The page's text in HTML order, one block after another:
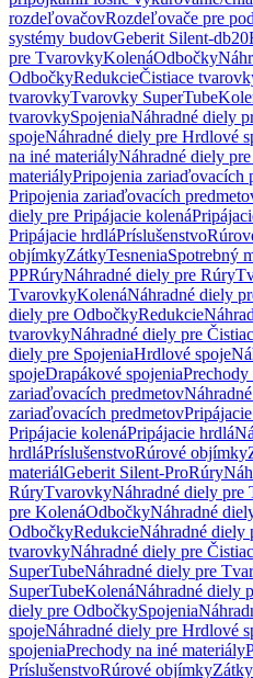
rozdeľovačovRozdeľovače pre
systémy budovGeberit Silent-db20
pre TvarovkyKolenáOdbočky
OdbočkyRedukcieČistiace
tvarovkyTvarovky SuperTube
tvarovkySpojeniaNáhradné diely
spojeNáhradné diely pre Hrdlové
na iné materiályNáhradné diely
materiályPripojenia zariaďovacích
Pripojenia zariaďovacích
diely pre Pripájacie kolená
Pripájacie hrdláPríslušenstvo
objímkyZátkyTesneniaSpotrebný
PPRúryNáhradné diely pre Rúry
TvarovkyKolenáNáhradné diely
diely pre OdbočkyRedukcie
tvarovkyNáhradné diely pre
diely pre SpojeniaHrdlové spoje
spojeDrapákové spojeniaPrechody
zariaďovacích predmetov
zariaďovacích predmetov
Pripájacie kolenáPripájacie hrdlá
hrdláPríslušenstvoRúrové objímky
materiálGeberit Silent-ProRúry
RúryTvarovkyNáhradné diely pre
pre KolenáOdbočkyNáhradné
OdbočkyRedukcieNáhradné diely
tvarovkyNáhradné diely pre
SuperTubeNáhradné diely pre
SuperTubeKolenáNáhradné diely
diely pre OdbočkySpojenia
spojeNáhradné diely pre Hrdlové
spojeniaPrechody na iné materiály
PríslušenstvoRúrové objímkyZátky